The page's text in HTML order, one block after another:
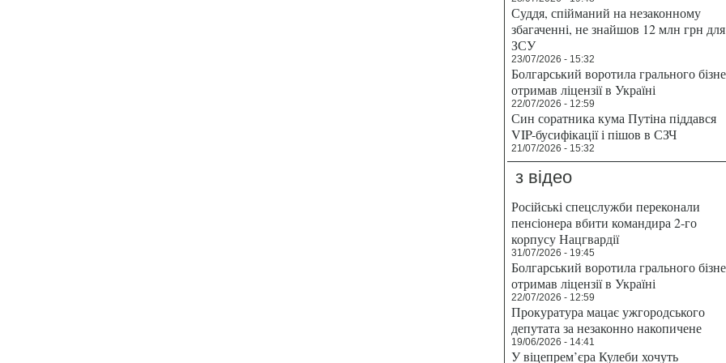
Суддя, спійманий на незаконному
збагаченні, не знайшов 12 млн грн для
ЗСУ
23/07/2026 - 15:32
Болгарський воротила грального
отримав ліцензії в Україні
22/07/2026 - 12:59
Син соратника кума Путіна піддався
VIP-бусифікації і пішов в СЗЧ
21/07/2026 - 15:32
з відео
Російські спецслужби переконали
пенсіонера вбити командира 2-го
корпусу Нацгвардії
31/07/2026 - 19:45
Болгарський воротила грального
отримав ліцензії в Україні
22/07/2026 - 12:59
Прокуратура мацає ужгородського
депутата за незаконно накопичене
19/06/2026 - 14:41
У віцепрем’єра Кулеби хочуть